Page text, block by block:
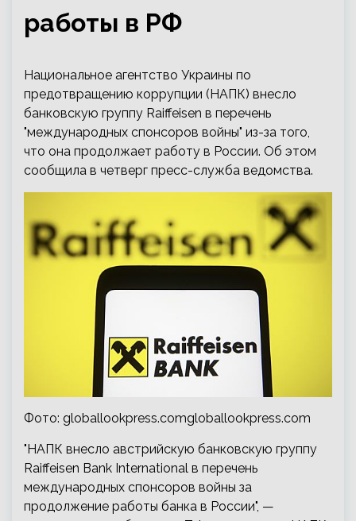
работы в РФ
Национальное агентство Украины по
предотвращению коррупции (НАПК) внесло
банковскую группу Raiffeisen в перечень
"международных спонсоров войны" из-за того,
что она продолжает работу в России. Об этом
сообщила в четверг пресс-служба ведомства.
Фото: globallookpress.comgloballookpress.com
"НАПК внесло австрийскую банковскую группу
Raiffeisen Bank International в перечень
международных спонсоров войны за
продолжение работы банка в России", —